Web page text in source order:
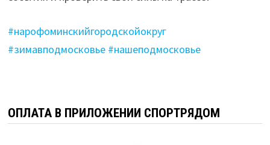
#нарофоминскийгородскойокруг
#зимавподмосковье #нашеподмосковье
ОПЛАТА В ПРИЛОЖЕНИИ СПОРТРЯДОМ